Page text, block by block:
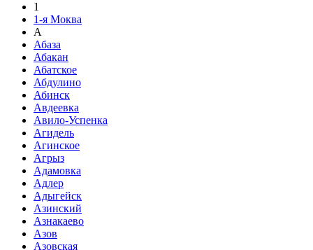
1
1-я Моква
А
Абаза
Абакан
Абатское
Абдулино
Абинск
Авдеевка
Авило-Успенка
Агидель
Агинское
Агрыз
Адамовка
Адлер
Адыгейск
Азинский
Азнакаево
Азов
Азовская